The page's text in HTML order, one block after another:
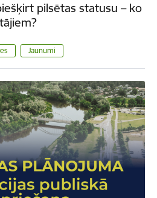
pilsētas statusu – ko
Jaunumi